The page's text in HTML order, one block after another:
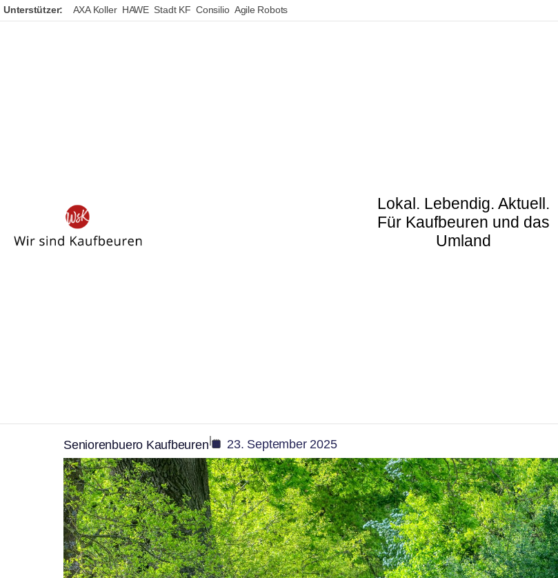
Unterstützer: AXA Koller HAWE Stadt KF Consilio Agile Robots
Lokal. Lebendig. Aktuell.
Für Kaufbeuren und das
Umland
Seniorenbuero Kaufbeuren| 23. September 2025